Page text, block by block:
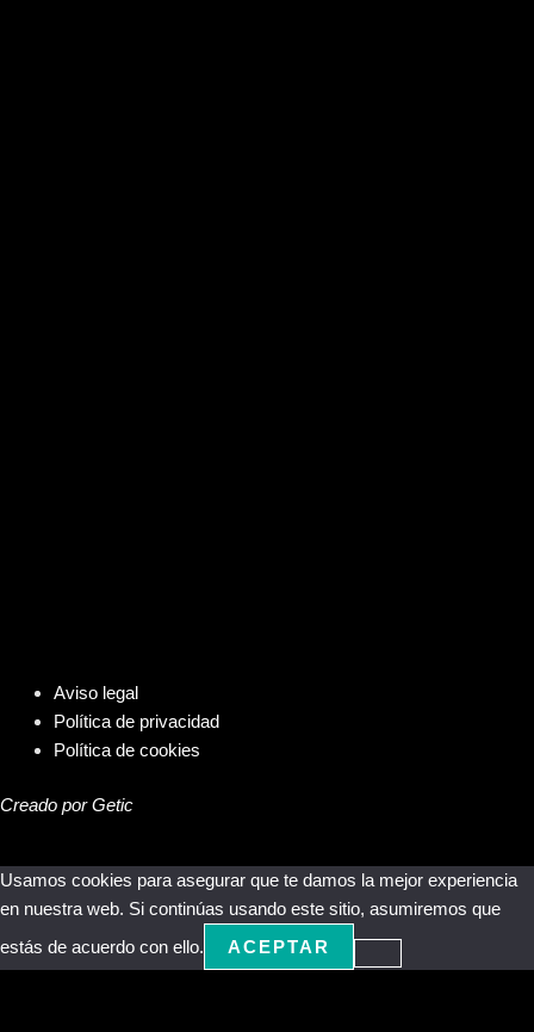
Aviso legal
Política de privacidad
Política de cookies
Creado por Getic
Usamos cookies para asegurar que te damos la mejor experiencia
en nuestra web. Si continúas usando este sitio, asumiremos que
estás de acuerdo con ello.
ACEPTAR